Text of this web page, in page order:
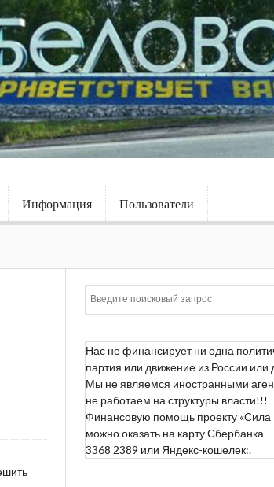
Информация Пользователи
Нас не финансирует ни одна
партия или движение из России или
Мы не являемся иностранными
не работаем на структуры власти!!!
Финансовую помощь проекту «Сила
можно оказать на карту Сбербанка
3368 2389 или Яндекс-кошелек:.